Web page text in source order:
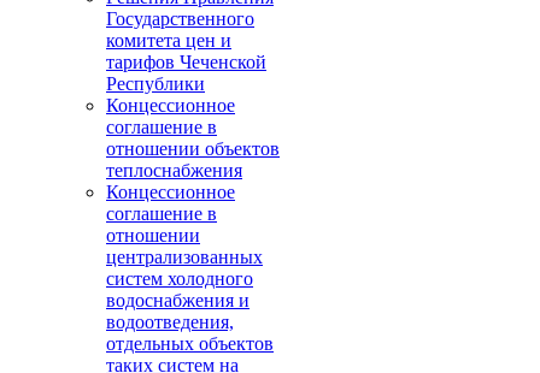
Государственного
комитета цен и
тарифов Чеченской
Республики
Концессионное
соглашение в
отношении объектов
теплоснабжения
Концессионное
соглашение в
отношении
централизованных
систем холодного
водоснабжения и
водоотведения,
отдельных объектов
таких систем на